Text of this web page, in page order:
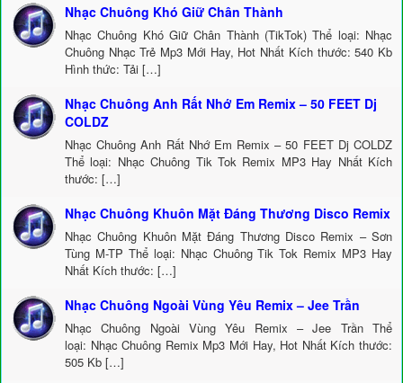
Nhạc Chuông Khó Giữ Chân Thành
Nhạc Chuông Khó Giữ Chân Thành (TikTok) Thể loại: Nhạc
Chuông Nhạc Trẻ Mp3 Mới Hay, Hot Nhất Kích thước: 540 Kb
Hình thức: Tải […]
Nhạc Chuông Anh Rất Nhớ Em Remix – 50 FEET Dj
COLDZ
Nhạc Chuông Anh Rất Nhớ Em Remix – 50 FEET Dj COLDZ
Thể loại: Nhạc Chuông Tik Tok Remix MP3 Hay Nhất Kích
thước: […]
Nhạc Chuông Khuôn Mặt Đáng Thương Disco Remix
Nhạc Chuông Khuôn Mặt Đáng Thương Disco Remix – Sơn
Tùng M-TP Thể loại: Nhạc Chuông Tik Tok Remix MP3 Hay
Nhất Kích thước: […]
Nhạc Chuông Ngoài Vùng Yêu Remix – Jee Trần
Nhạc Chuông Ngoài Vùng Yêu Remix – Jee Trần Thể
loại: Nhạc Chuông Remix Mp3 Mới Hay, Hot Nhất Kích thước:
505 Kb […]